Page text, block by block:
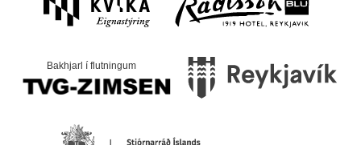
Bakhjarl í flutningum